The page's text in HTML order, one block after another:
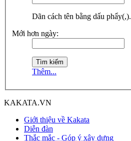
Dãn cách tên bằng dấu phẩy(,).
Mới hơn ngày:
Thêm...
KAKATA.VN
Giới thiệu về Kakata
Diễn đàn
Thắc mắc - Góp ý xây dựng